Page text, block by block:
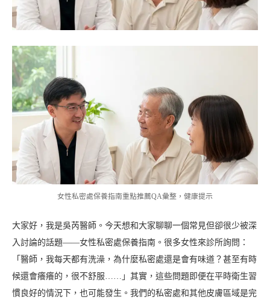
女性私密處保養指南重點推薦QA彙整，健康提示
大家好，我是吳芮醫師。今天想和大家聊聊一個常見但卻很少被深
入討論的話題——女性私密處保養指南。很多女性來診所詢問：
「醫師，我每天都有洗澡，為什麼私密處還是會有味道？甚至有時
候還會癢癢的，很不舒服……」其實，這些問題即便在平時衛生習
慣良好的情況下，也可能發生。我們的私密處和其他皮膚區域是完